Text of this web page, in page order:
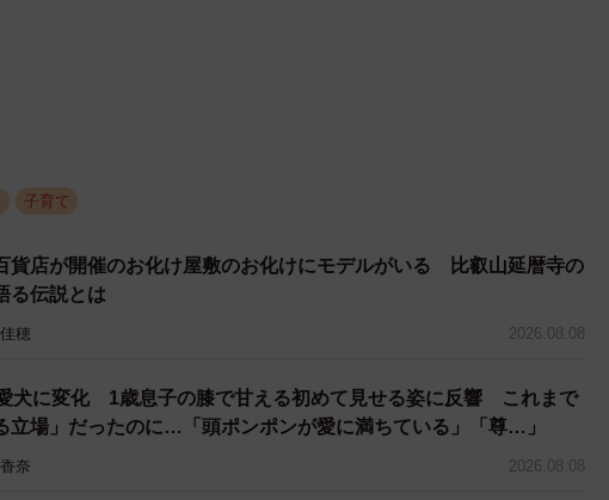
子育て
貨店が開催のお化け屋敷のお化けにモデルがいる 比叡山延暦寺の
る伝説とは
穂 2026.08.08
犬に変化 1歳息子の膝で甘える初めて見せる姿に反響 これまで
立場」だったのに…「頭ポンポンが愛に満ちている」「尊…」
奈 2026.08.08